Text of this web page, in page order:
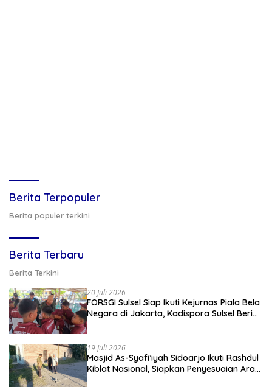
Berita Terpopuler
Berita populer terkini
Berita Terbaru
Berita Terkini
20 Juli 2026
FORSGI Sulsel Siap Ikuti Kejurnas Piala Bela
Negara di Jakarta, Kadispora Sulsel Beri
19 Juli 2026
Masjid As-Syafi’iyah Sidoarjo Ikuti Rashdul
Kiblat Nasional, Siapkan Penyesuaian Arah